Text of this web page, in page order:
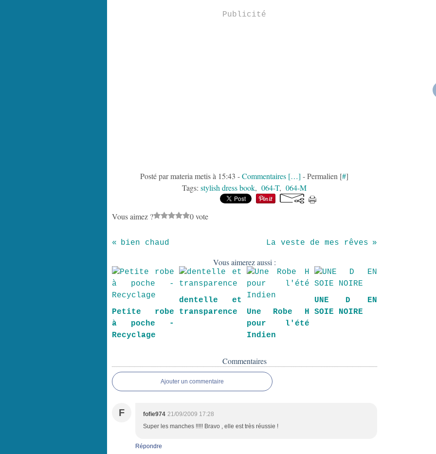
Publicité
Posté par materia metis à 15:43 -Commentaires […] - Permalien [#]
Tags: stylish dress book, 064-T, 064-M
Vous aimez ? 0 vote
bien chaud La veste de mes rêves
Vous aimerez aussi :
Petite robe
à poche -
Recyclage
dentelle et
transparence
Une Robe H
pour l'été
Indien
UNE D EN
SOIE NOIRE
Commentaires
Ajouter un commentaire
F fofie974 21/09/2009 17:28
Super les manches !!!!! Bravo , elle est très réussie !
Répondre